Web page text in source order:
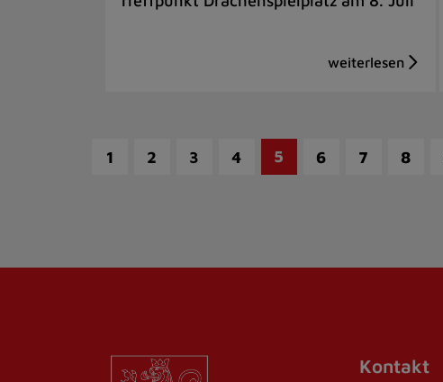
1 2 3 4 5 6 7 8
Kontakt